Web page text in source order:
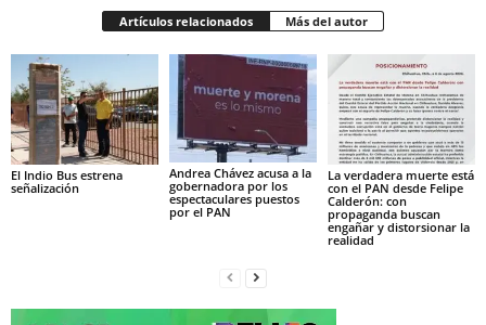
Artículos relacionados Más del autor
El Indio Bus estrena
señalización
Andrea Chávez acusa a la
gobernadora por los
espectaculares puestos
por el PAN
La verdadera muerte está
con el PAN desde Felipe
Calderón: con
propaganda buscan
engañar y distorsionar la
realidad